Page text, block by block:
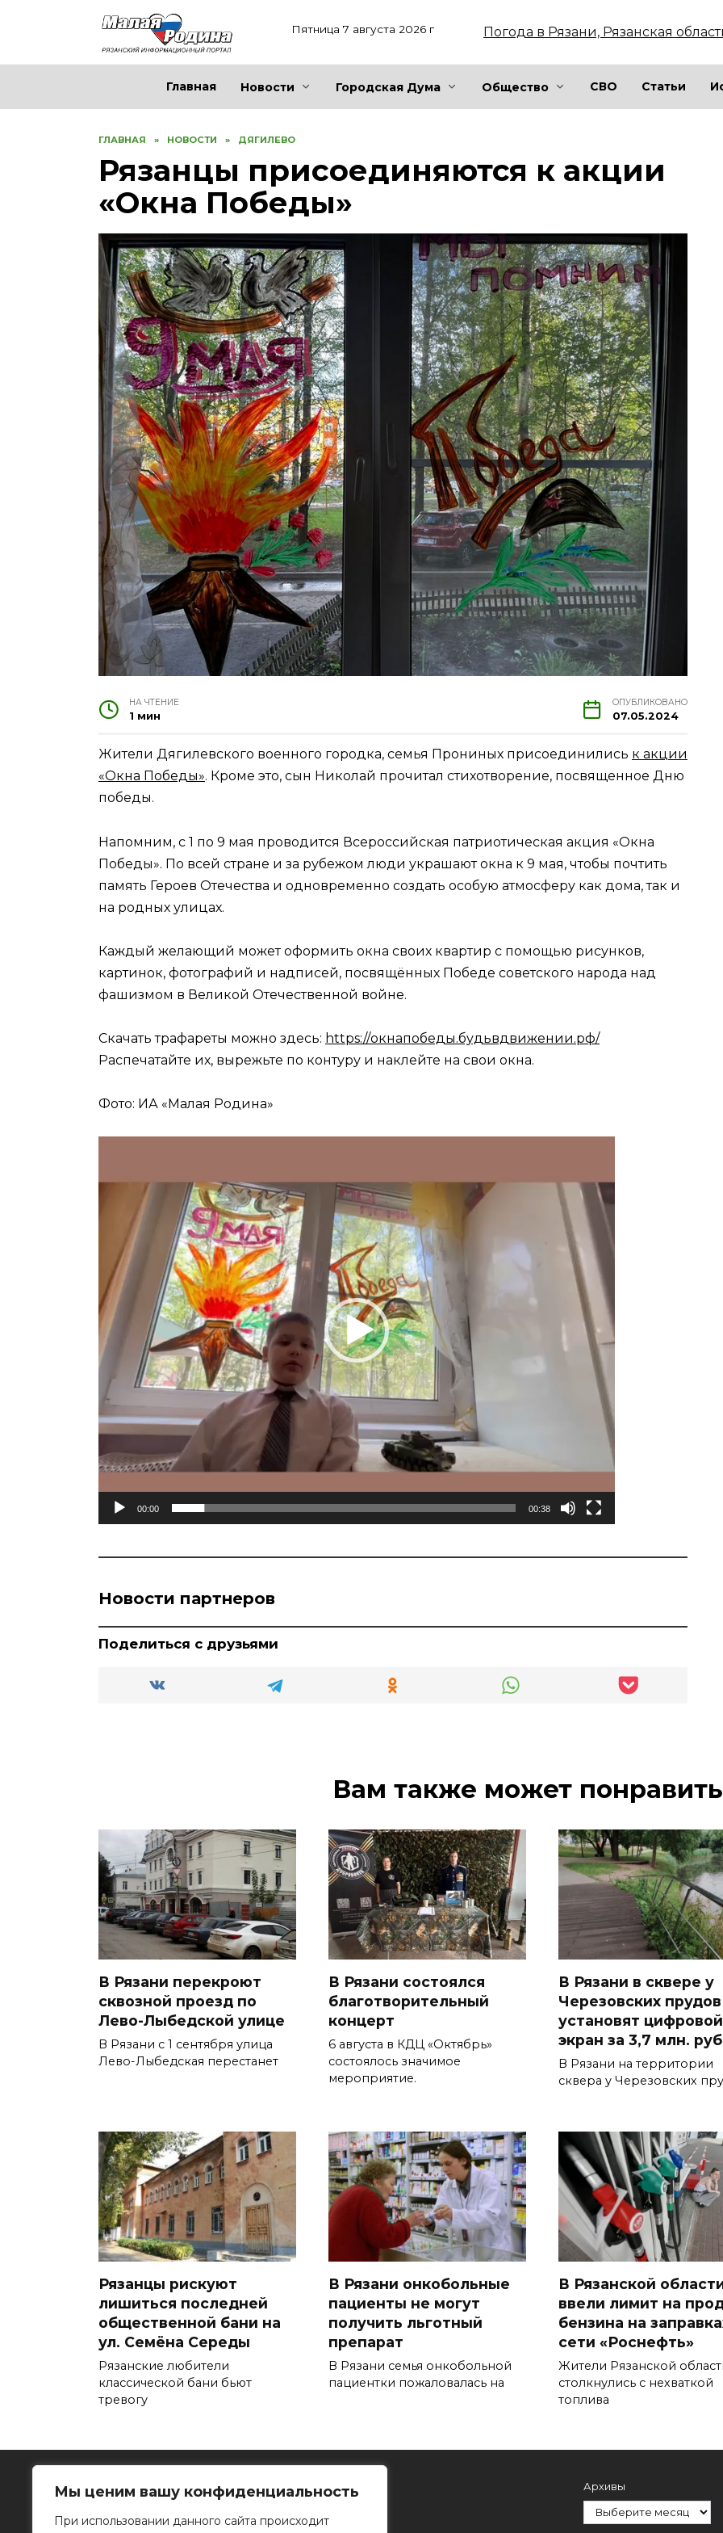
Мы ценим вашу конфиденциальность
При использовании данного сайта происходит
Пятница 7 августа 2026 г Погода в Рязани, Рязанская
Главная Новости Городская Дума Общество СВО Статьи
ГЛАВНАЯ » НОВОСТИ » ДЯГИЛЕВО
Рязанцы присоединяются к акции
«Окна Победы»
НА ЧТЕНИЕ
1 мин
ОПУБЛИКОВАНО
07.05.2024
Жители Дягилевского военного городка, семья Прониных присоединились к акции
«Окна Победы». Кроме это, сын Николай прочитал стихотворение, посвященное Дню
победы.
Напомним, с 1 по 9 мая проводится Всероссийская патриотическая акция «Окна
Победы». По всей стране и за рубежом люди украшают окна к 9 мая, чтобы почтить
память Героев Отечества и одновременно создать особую атмосферу как дома, так и
на родных улицах.
Каждый желающий может оформить окна своих квартир с помощью рисунков,
картинок, фотографий и надписей, посвящённых Победе советского народа над
фашизмом в Великой Отечественной войне.
Скачать трафареты можно здесь: https://окнапобеды.будьвдвижении.рф/
Распечатайте их, вырежьте по контуру и наклейте на свои окна.
Фото: ИА «Малая Родина»
00:00 00:38
Новости партнеров
Поделиться с друзьями
Вам также может
В Рязани перекроют
сквозной проезд по
Лево-Лыбедской улице
В Рязани с 1 сентября улица
Лево-Лыбедская перестанет
В Рязани состоялся
благотворительный
концерт
6 августа в КДЦ «Октябрь»
состоялось значимое
мероприятие.
В Рязани в сквере у
Черезовских прудов
установят цифровой
экран за 3,7 млн.
В Рязани на территории
сквера у Черезовских
Рязанцы рискуют
лишиться последней
общественной бани на
ул. Семёна Середы
Рязанские любители
классической бани бьют
тревогу
В Рязани онкобольные
пациенты не могут
получить льготный
препарат
В Рязани семья онкобольной
пациентки пожаловалась на
В Рязанской
ввели лимит на
бензина на
сети «Роснефть»
Жители Рязанской
столкнулись с нехваткой
топлива
Архивы